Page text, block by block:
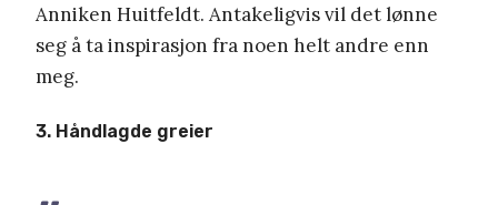
Anniken Huitfeldt. Antakeligvis vil det lønne
seg å ta inspirasjon fra noen helt andre enn
meg.
3. Håndlagde greier